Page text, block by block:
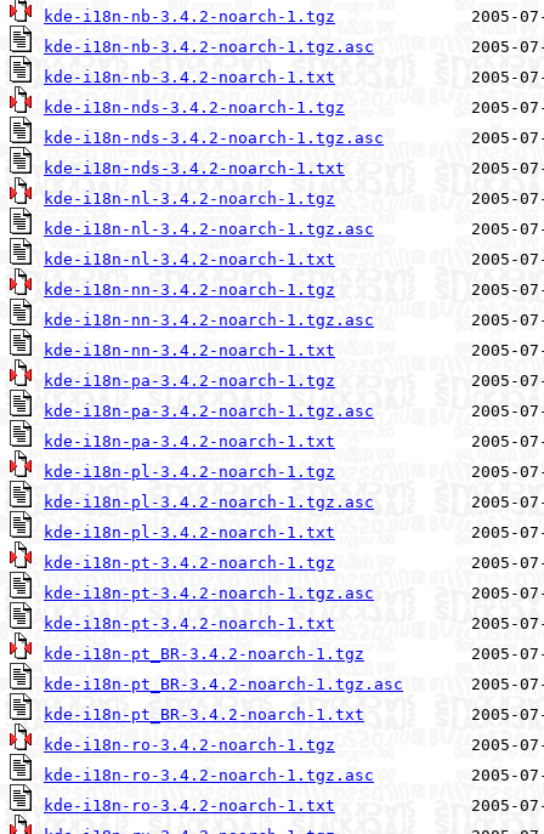
kde-i18n-nb-3.4.2-noarch-1.tgz
kde-i18n-nb-3.4.2-noarch-1.tgz.asc
kde-i18n-nb-3.4.2-noarch-1.txt
kde-i18n-nds-3.4.2-noarch-1.tgz
kde-i18n-nds-3.4.2-noarch-1.tgz.asc
kde-i18n-nds-3.4.2-noarch-1.txt
kde-i18n-nl-3.4.2-noarch-1.tgz
kde-i18n-nl-3.4.2-noarch-1.tgz.asc
kde-i18n-nl-3.4.2-noarch-1.txt
kde-i18n-nn-3.4.2-noarch-1.tgz
kde-i18n-nn-3.4.2-noarch-1.tgz.asc
kde-i18n-nn-3.4.2-noarch-1.txt
kde-i18n-pa-3.4.2-noarch-1.tgz
kde-i18n-pa-3.4.2-noarch-1.tgz.asc
kde-i18n-pa-3.4.2-noarch-1.txt
kde-i18n-pl-3.4.2-noarch-1.tgz
kde-i18n-pl-3.4.2-noarch-1.tgz.asc
kde-i18n-pl-3.4.2-noarch-1.txt
kde-i18n-pt-3.4.2-noarch-1.tgz
kde-i18n-pt-3.4.2-noarch-1.tgz.asc
kde-i18n-pt-3.4.2-noarch-1.txt
kde-i18n-pt_BR-3.4.2-noarch-1.tgz
kde-i18n-pt_BR-3.4.2-noarch-1.tgz.asc
kde-i18n-pt_BR-3.4.2-noarch-1.txt
kde-i18n-ro-3.4.2-noarch-1.tgz
kde-i18n-ro-3.4.2-noarch-1.tgz.asc
kde-i18n-ro-3.4.2-noarch-1.txt